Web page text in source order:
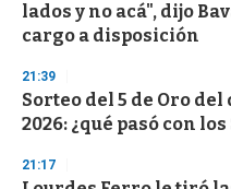
lados y no acá", dijo
cargo a disposición
21:39
Sorteo del 5 de Oro
2026: ¿qué pasó con los
21:17